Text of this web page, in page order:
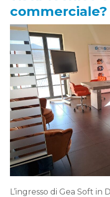
commerciale?
L’ingresso di Gea Soft